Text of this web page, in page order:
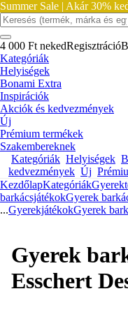
Summer Sale | Akár 30%
4 000 Ft nekedRegisztráció
Kategóriák
Helyiségek
Bonami Extra
Inspirációk
Akciók és kedvezmények
Új
Prémium termékek
Szakembereknek
Kategóriák Helyiségek
kedvezmények Új
KezdőlapKategóriák
barkácsjátékokGyerek
...GyerekjátékokGyerek
Gyerek
Esschert